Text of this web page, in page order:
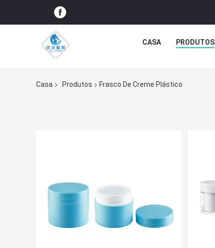
CASA PRODUTOS
Casa Produtos Frasco De Creme Plástico